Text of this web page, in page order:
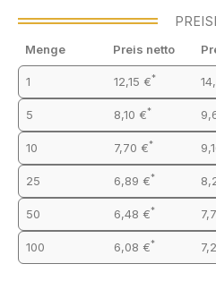
Menge Preis netto
1 12,15 €*
5 8,10 €*
10 7,70 €*
25 6,89 €*
50 6,48 €*
100 6,08 €*